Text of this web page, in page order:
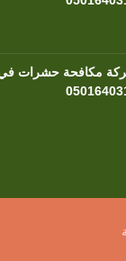
مكافحة حشرات في